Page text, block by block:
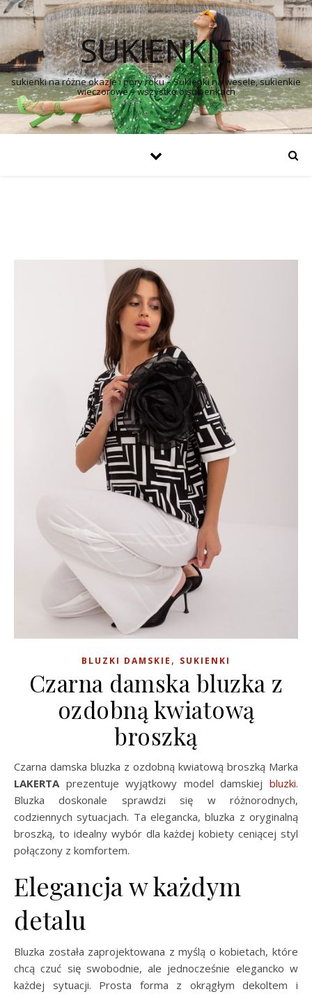
SUKIENKIE
sukienki na różne okazje i pory roku – Sukienki na wesele, sukienkie
wieczorowe – wszystko o sukienkach
BLUZKI DAMSKIE , SUKIENKI
Czarna damska bluzka z
ozdobną kwiatową
broszką
Czarna damska bluzka z ozdobną kwiatową broszką Marka
LAKERTAprezentuje wyjątkowy model damskiej bluzki.
Bluzka doskonale sprawdzi się w różnorodnych,
codziennych sytuacjach. Ta elegancka, bluzka z oryginalną
broszką, to idealny wybór dla każdej kobiety ceniącej styl
połączony z komfortem.
Elegancja w każdym
detalu
Bluzka została zaprojektowana z myślą o kobietach, które
chcą czuć się swobodnie, ale jednocześnie elegancko w
każdej sytuacji. Prosta forma z okrągłym dekoltem i